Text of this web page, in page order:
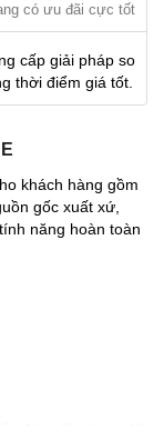
có ưu đãi cực tốt
cấp giải pháp so
thời điểm giá tốt.
khách hàng gồm
gốc xuất xứ,
năng hoàn toàn
động Realtime 10